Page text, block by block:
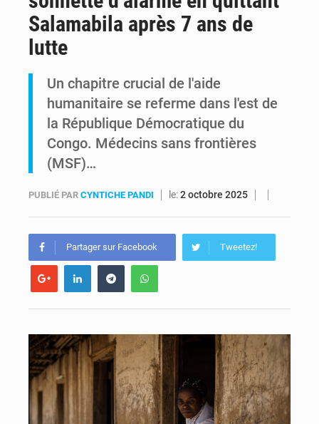
Kinshasa : Le Gouvernement provincial annonce la construction imminente du boulevard Étienne Tshisekedi
Salamabila après 7 ans de
lutte
Un chapitre crucial de l'aide
humanitaire se referme dans l'est de
la République Démocratique du
Congo. Médecins sans frontières
(MSF)…
PUBLIÉ PAR CYNTICHE PANDI le:2 octobre 2025
Partager sur Facebook Tweetez!